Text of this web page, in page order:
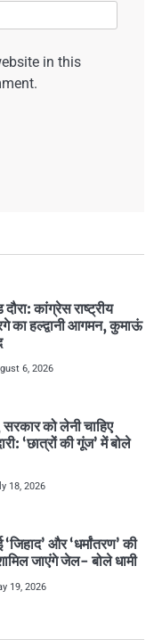
in this
कांग्रेस राष्ट्रीय
का हल्द्वानी आगमन, कुमाऊं
6, 2026
को लेनी चाहिए
‘छात्रों की गूंज’ में बोले
18, 2026
और ‘धर्मांतरण’ की
जाएंगे जेल- बोले धामी
19, 2026